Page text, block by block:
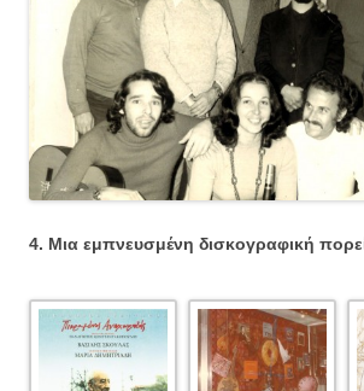
4. Μια εμπνευσμένη δισκογραφική